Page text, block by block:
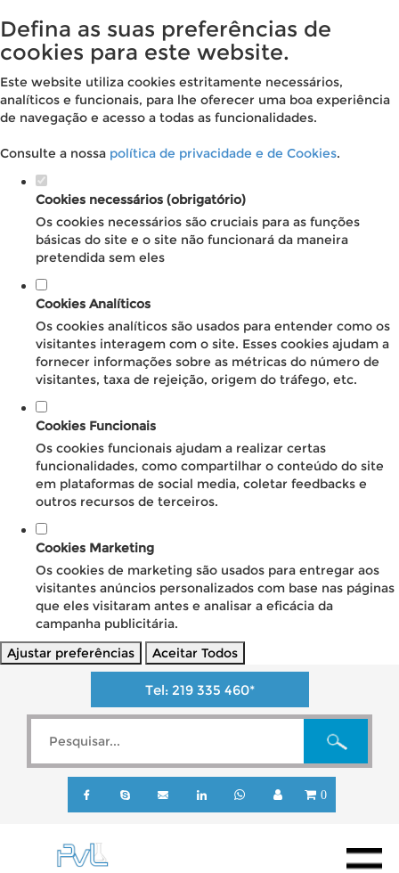
Defina as suas preferências de
cookies para este website.
Este website utiliza cookies estritamente necessários,
analíticos e funcionais, para lhe oferecer uma boa experiência
de navegação e acesso a todas as funcionalidades.
Consulte a nossa política de privacidade e de Cookies.
Cookies necessários (obrigatório)
Os cookies necessários são cruciais para as funções
básicas do site e o site não funcionará da maneira
pretendida sem eles
Cookies Analíticos
Os cookies analíticos são usados para entender como os
visitantes interagem com o site. Esses cookies ajudam a
fornecer informações sobre as métricas do número de
visitantes, taxa de rejeição, origem do tráfego, etc.
Cookies Funcionais
Os cookies funcionais ajudam a realizar certas
funcionalidades, como compartilhar o conteúdo do site
em plataformas de social media, coletar feedbacks e
outros recursos de terceiros.
Cookies Marketing
Os cookies de marketing são usados para entregar aos
visitantes anúncios personalizados com base nas páginas
que eles visitaram antes e analisar a eficácia da
campanha publicitária.
Ajustar preferências
Aceitar Todos
Tel: 219 335 460*
0